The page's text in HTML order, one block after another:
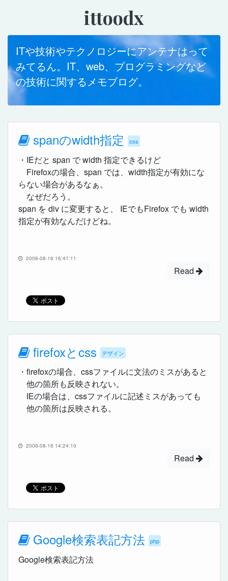
ittoodx
ITや技術やテクノロジーにアンテナはって
みてるん。IT、web、プログラミングなど
の技術に関するメモブログ。
spanのwidth指定 css
・IEだと span で width 指定できるけど
Firefoxの場合、span では、width指定が有効にな
らない場合があるなぁ。
なぜだろう。
span を div に変更すると、 IEでもFirefox でも width
指定が有効なんだけどね。
2006-08-16 16:41:11
Read
firefoxとcss デザイン
・firefoxの場合、cssファイルに文法のミスがあると
他の箇所も反映されない。
IEの場合は、cssファイルに記述ミスがあっても
他の箇所は反映される。
2006-08-16 14:24:10
Read
Google検索表記方法 php
Google検索表記方法